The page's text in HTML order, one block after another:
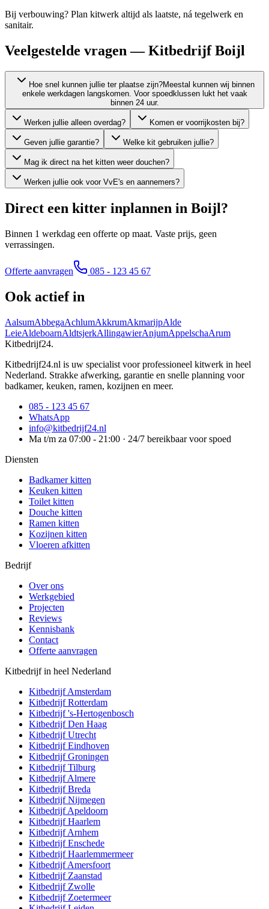
Bij verbouwing? Plan kitwerk altijd als laatste, ná tegelwerk en
sanitair.
Veelgestelde vragen — Kitbedrijf Boijl
Hoe snel kunnen jullie ter plaatse zijn?Meestal kunnen wij binnen
enkele werkdagen langskomen. Voor spoedklussen lukt het vaak
binnen 24 uur.
Werken jullie alleen overdag? Komen er voorrijkosten bij?
Geven jullie garantie? Welke kit gebruiken jullie?
Mag ik direct na het kitten weer douchen?
Werken jullie ook voor VvE's en aannemers?
Direct een kitter inplannen in Boijl?
Binnen 1 werkdag een offerte op maat. Vaste prijs, geen
verrassingen.
Offerte aanvragen 085 - 123 45 67
Ook actief in
AalsumAbbegaAchlumAkkrumAkmarijpAlde
LeieAldeboarnAldtsjerkAllingawierAnjumAppelschaArum
Kitbedrijf24.
Kitbedrijf24.nl is uw specialist voor professioneel kitwerk in heel
Nederland. Strakke afwerking, garantie en snelle planning voor
badkamer, keuken, ramen, kozijnen en meer.
085 - 123 45 67
WhatsApp
info@kitbedrijf24.nl
Ma t/m za 07:00 - 21:00 · 24/7 bereikbaar voor spoed
Diensten
Badkamer kitten
Keuken kitten
Toilet kitten
Douche kitten
Ramen kitten
Kozijnen kitten
Vloeren afkitten
Bedrijf
Over ons
Werkgebied
Projecten
Reviews
Kennisbank
Contact
Offerte aanvragen
Kitbedrijf in heel Nederland
KitbedrijfAmsterdam
KitbedrijfRotterdam
Kitbedrijf's-Hertogenbosch
KitbedrijfDen Haag
KitbedrijfUtrecht
KitbedrijfEindhoven
KitbedrijfGroningen
KitbedrijfTilburg
KitbedrijfAlmere
KitbedrijfBreda
KitbedrijfNijmegen
KitbedrijfApeldoorn
KitbedrijfHaarlem
KitbedrijfArnhem
KitbedrijfEnschede
KitbedrijfHaarlemmermeer
KitbedrijfAmersfoort
Kitbedrijf Zaanstad
Kitbedrijf Zwolle
Kitbedrijf Zoetermeer